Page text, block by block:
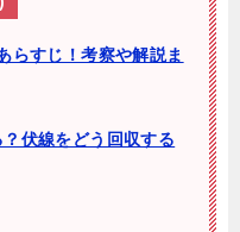
らすじ！考察や解説ま
？伏線をどう回収する